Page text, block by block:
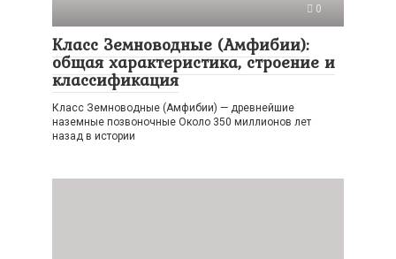
0
Класс Земноводные (Амфибии):
общая характеристика, строение и
классификация
Класс Земноводные (Амфибии) — древнейшие
наземные позвоночные Около 350 миллионов лет
назад в истории